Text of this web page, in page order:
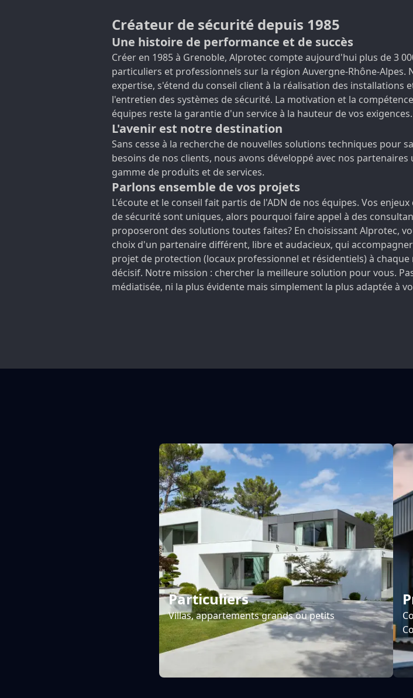
Créateur de sécurité depuis 1985
Une histoire de performance et de succès
Créer en 1985 à Grenoble, Alprotec compte aujourd'hui plus de 3
particuliers et professionnels sur la région Auvergne-Rhône-Alpes.
expertise, s'étend du conseil client à la réalisation des installations
l'entretien des systèmes de sécurité. La motivation et la
équipes reste la garantie d'un service à la hauteur de vos exigences.
L'avenir est notre destination
Sans cesse à la recherche de nouvelles solutions techniques pour
besoins de nos clients, nous avons développé avec nos partenaires
gamme de produits et de services.
Parlons ensemble de vos projets
L'écoute et le conseil fait partis de l'ADN de nos équipes. Vos
de sécurité sont uniques, alors pourquoi faire appel à des
proposeront des solutions toutes faites? En choisissant Alprotec,
choix d'un partenaire différent, libre et audacieux, qui
projet de protection (locaux professionnel et résidentiels) à
décisif. Notre mission : chercher la meilleure solution pour vous.
médiatisée, ni la plus évidente mais simplement la plus adaptée à
Particuliers
Villas, appartements grands ou petits